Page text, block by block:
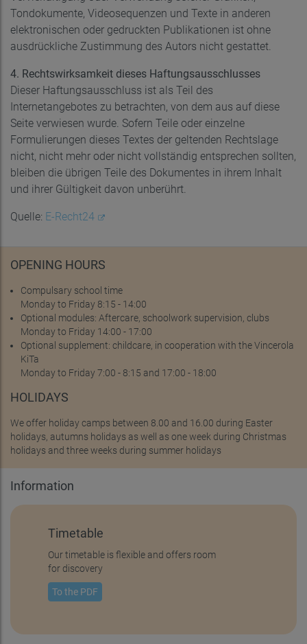
Tondokumente, Videosequenzen und Texte in anderen
elektronischen oder gedruckten Publikationen ist ohne
ausdrückliche Zustimmung des Autors nicht gestattet.
4. Rechtswirksamkeit dieses Haftungsausschlusses
Dieser Haftungsausschluss ist als Teil des
Internetangebotes zu betrachten, von dem aus auf diese
Seite verwiesen wurde. Sofern Teile oder einzelne
Formulierungen dieses Textes der geltenden Rechtslage
nicht, nicht mehr oder nicht vollständig entsprechen sollten,
bleiben die übrigen Teile des Dokumentes in ihrem Inhalt
und ihrer Gültigkeit davon unberührt.
Quelle: E-Recht24
OPENING HOURS
Compulsary school time
Monday to Friday 8:15 - 14:00
Optional modules: Aftercare, schoolwork supervision, clubs
Monday to Friday 14:00 - 17:00
Optional supplement: childcare, in cooperation with the Vincerola
KiTa
Monday to Friday 7:00 - 8:15 and 17:00 - 18:00
HOLIDAYS
We offer holiday camps between 8.00 and 16.00 during Easter
holidays, autumns holidays as well as one week during Christmas
holidays and three weeks during summer holidays
Information
Timetable
Our timetable is flexible and offers room
for discovery
To the PDF